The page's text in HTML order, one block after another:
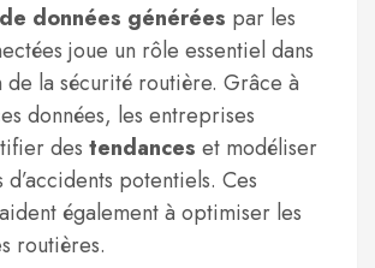
données générées par les
joue un rôle essentiel dans
de la sécurité routière. Grâce à
données, les entreprises
des tendances et modéliser
d’accidents potentiels. Ces
également à optimiser les
routières.